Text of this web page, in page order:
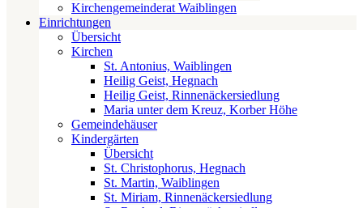
Kirchengemeinderat Waiblingen
Einrichtungen
Übersicht
Kirchen
St. Antonius, Waiblingen
Heilig Geist, Hegnach
Heilig Geist, Rinnenäckersiedlung
Maria unter dem Kreuz, Korber Höhe
Gemeindehäuser
Kindergärten
Übersicht
St. Christophorus, Hegnach
St. Martin, Waiblingen
St. Miriam, Rinnenäckersiedlung